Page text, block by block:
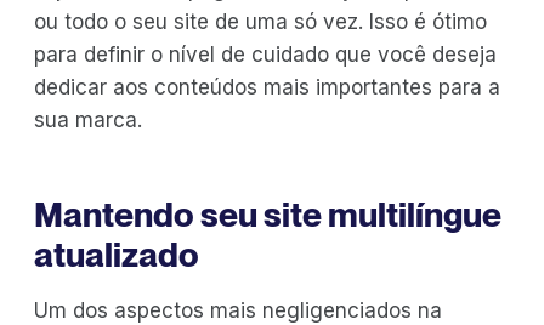
ou todo o seu site de uma só vez. Isso é ótimo
para definir o nível de cuidado que você deseja
dedicar aos conteúdos mais importantes para a
sua marca.
Mantendo seu site multilíngue
atualizado
Um dos aspectos mais negligenciados na